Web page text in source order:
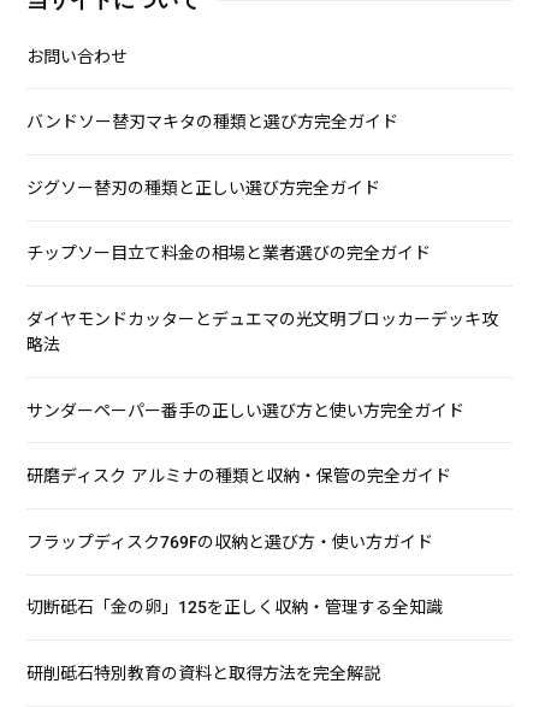
お問い合わせ
バンドソー替刃マキタの種類と選び方完全ガイド
ジグソー替刃の種類と正しい選び方完全ガイド
チップソー目立て料金の相場と業者選びの完全ガイド
ダイヤモンドカッターとデュエマの光文明ブロッカーデッキ攻
略法
サンダーペーパー番手の正しい選び方と使い方完全ガイド
研磨ディスク アルミナの種類と収納・保管の完全ガイド
フラップディスク769Fの収納と選び方・使い方ガイド
切断砥石「金の卵」125を正しく収納・管理する全知識
研削砥石特別教育の資料と取得方法を完全解説